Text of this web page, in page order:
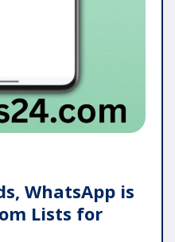
WhatsApp is
Lists for